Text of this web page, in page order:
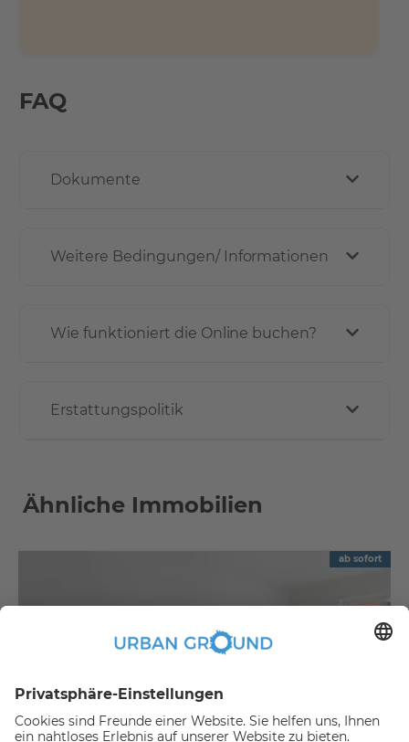
FAQ
Dokumente
Weitere Bedingungen/ Informationen
Wie funktioniert die Online buchen?
Erstattungspolitik
Ähnliche Immobilien
ab sofort
€1.090,00 per month